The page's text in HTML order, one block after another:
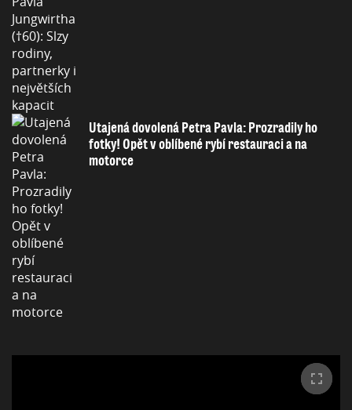
Utajená dovolená Petra Pavla: Prozradily ho
fotky! Opět v oblíbené rybí restauraci a na
motorce